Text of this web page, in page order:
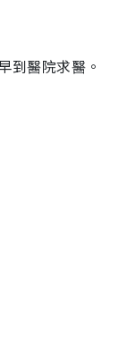
到醫院求醫。